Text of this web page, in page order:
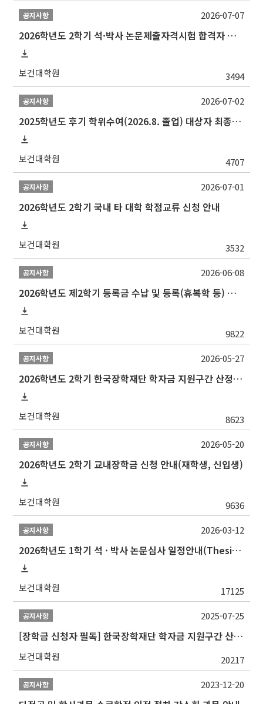
공지사항
2026학년도 2학기 석·박사 논문제출자격시험 합격자 공고(TSQ Exam Result)
보건대학원 3494
2026-07-07
공지사항
2025학년도 후기 학위수여(2026.8. 졸업) 대상자 최종인준 논문 제출 안내
보건대학원 4707
2026-07-02
공지사항
2026학년도 2학기 국내 타 대학 학점교류 신청 안내
보건대학원 3532
2026-07-01
공지사항
2026학년도 제2학기 등록금 수납 및 등록(휴복학 등) 일정 안내
보건대학원 9822
2026-06-08
공지사항
2026학년도 2학기 한국장학재단 학자금 지원구간 산정 신청 안내
보건대학원 8623
2026-05-27
공지사항
2026학년도 2학기 교내장학금 신청 안내(재학생, 신입생)
보건대학원 9636
2026-05-20
공지사항
2026학년도 1학기 석 · 박사 논문심사 일정안내(Thesis Defense Schedules)
보건대학원 17125
2026-03-12
공지사항
[장학금 신청자 필독] 한국장학재단 학자금 지원구간 산정 권고
보건대학원 20217
2025-07-25
공지사항 2023-12-20